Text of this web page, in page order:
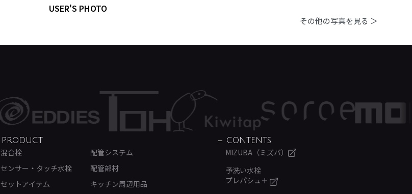
USER'S PHOTO
その他の写真を見る ＞
PRODUCT
混合栓
センサー・タッチ水栓
セットアイテム
配管システム
配管部材
キッチン周辺用品
CONTENTS
MIZUBA（ミズバ）
予洗い水栓
プレパシュ＋